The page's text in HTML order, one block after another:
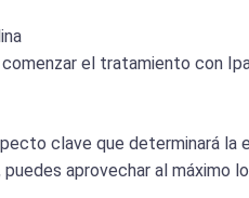
el tratamiento con
clave que determinará
aprovechar al máximo